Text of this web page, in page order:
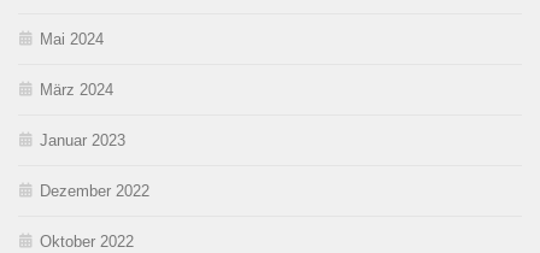
Mai 2024
März 2024
Januar 2023
Dezember 2022
Oktober 2022